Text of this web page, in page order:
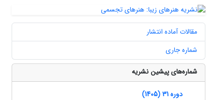
مقالات آماده انتشار
شماره جاری
شماره‌های پیشین نشریه
دوره 31 (1405)